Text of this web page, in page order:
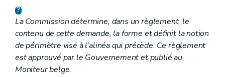
La Commission détermine, dans un règlement, le
contenu de cette demande, la forme et définit la notion
de périmètre visé à l'alinéa qui précède. Ce règlement
est approuvé par le Gouvernement et publié au
Moniteur belge.